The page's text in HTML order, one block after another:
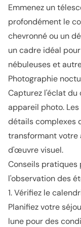
Emmenez un
profondément le
chevronné ou un
un cadre idéal
nébuleuses et
Photographie
Capturez l'éclat
appareil photo.
détails complexes
transformant votre
d'œuvre visuel.
Conseils pratiques
l'observation des
1. Vérifiez le
Planifiez votre
lune pour des